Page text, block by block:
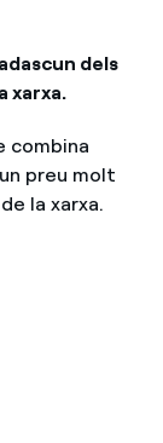
dels
xarxa.
combina
preu molt
la xarxa.